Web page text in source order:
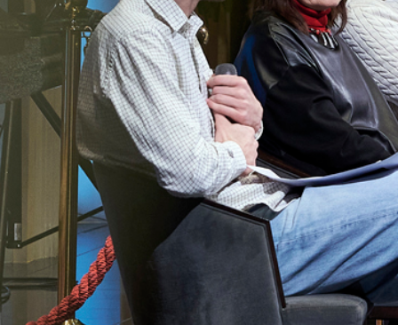
KONTAKTAI
PARTNERIAI
TEATRO KASA
KARJERA IR SAVANORYSTĖ
PRISIJUNGTI - + =